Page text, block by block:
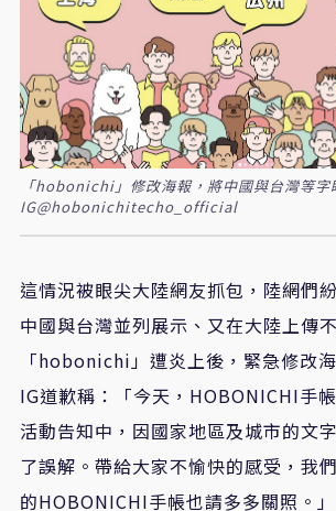
「hobonichi」修改海報，將中國與台灣等
IG@hobonichitecho_official
這情況被眼尖大陸網友抓包，陸網們
中國與台灣並列展示、又在大陸上傳
「hobonichi」遭炎上後，緊急修改
IG道歉稱：「今天，HOBONICHI手
活動告知中，因國家地區及城市的文
了誤解。帶給大家不愉快的感受，我
的HOBONICHI手帳也請多多關照。」